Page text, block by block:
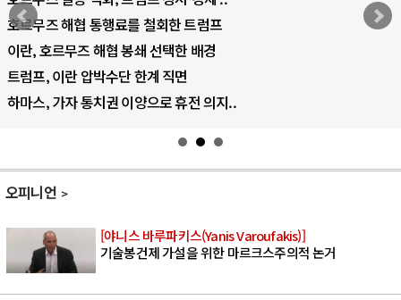
트럼프
배경
전 의지..
AI 국부펀드 구상 놓고 미국
AI는 어떻게 미국 민주주의를
오피니언
[야니스 바루파키스(Yanis Varoufakis)]
기술봉건제 가설을 위한 마르크스주의적 논거